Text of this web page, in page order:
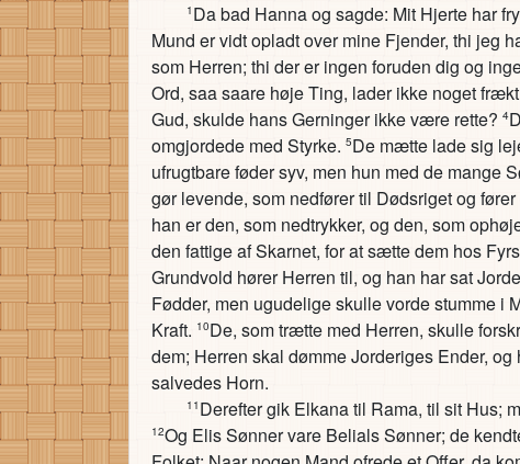
1 Da bad Hanna og sagde: Mit Hjerte har
Mund er vidt opladt over mine Fjender, thi jeg
som Herren; thi der er ingen foruden dig og
Ord, saa saare høje Ting, lader ikke noget
Gud, skulde hans Gerninger ikke være rette? 4
omgjordede med Styrke. 5De mætte lade sig
ufrugtbare føder syv, men hun med de mange
gør levende, som nedfører til Dødsriget og
han er den, som nedtrykker, og den, som
den fattige af Skarnet, for at sætte dem hos
Grundvold hører Herren til, og han har sat
Fødder, men ugudelige skulle vorde stumme
Kraft. 10De, som trætte med Herren, skulle
dem; Herren skal dømme Jorderiges Ender,
salvedes Horn.
11 Derefter gik Elkana til Rama, til sit Hus;
12Og Elis Sønner vare Belials Sønner; de